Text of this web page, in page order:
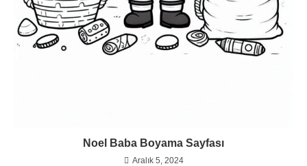
Noel Baba Boyama Sayfası
Aralık 5, 2024